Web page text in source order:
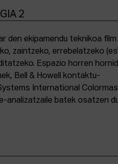
2
den ekipamendu teknikoa film
zaintzeko, errebelatzeko
Espazio horren
Bell & Howell kontaktu-
International
analizatzaile batek osatzen